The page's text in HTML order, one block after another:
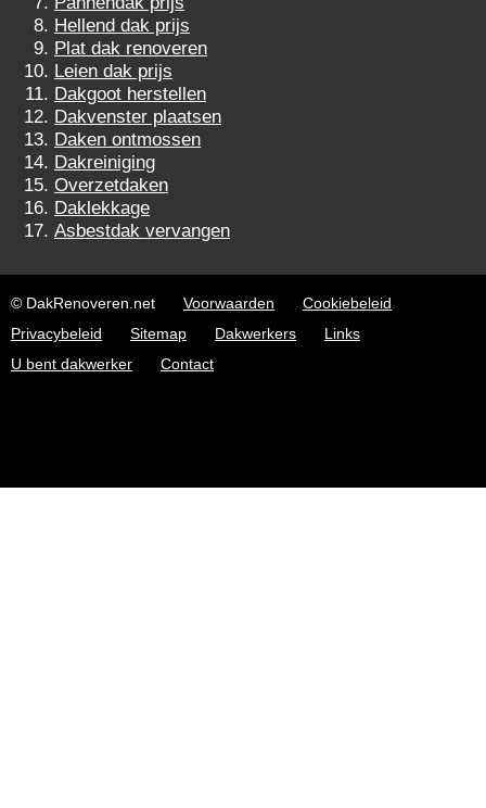
Hellend dak prijs
Plat dak renoveren
Leien dak prijs
Dakgoot herstellen
Dakvenster plaatsen
Daken ontmossen
Dakreiniging
Overzetdaken
Daklekkage
Asbestdak vervangen
© DakRenoveren.net Voorwaarden
Cookiebeleid
Privacybeleid
Sitemap Dakwerkers
Links
U bent dakwerker
Contact